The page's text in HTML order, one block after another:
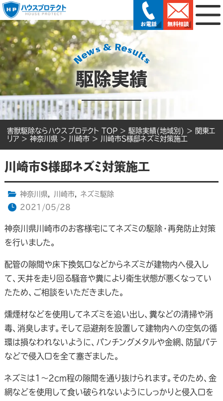
駆除実績
害獣駆除ならハウスプロテクト TOP > 駆除実績(地域別) > 関東エ
リア > 神奈川県 > 川崎市 > 川崎市S様邸ネズミ対策施工
川崎市S様邸ネズミ対策施工
神奈川県, 川崎市,
ネズミ駆除
2021/05/28
神奈川県川崎市のお客様宅にてネズミの駆除・再発防止対策
を行いました。
配管の隙間や床下換気口などからネズミが建物内へ侵入し
て、天井を走り回る騒音や糞により衛生状態が悪くなってい
たため、ご相談をいただきました。
燻煙材などを使用してネズミを追い出し、糞などの清掃や消
毒、消臭します。そして忌避剤を設置して建物内への空気の循
環は損なわれないように、パンチングメタルや金網、防鼠パテ
などで侵入口を全て塞ぎました。
ネズミは1～2cm程の隙間を通り抜けられます。そのため、金
網などを使用して食い破られないようにしっかりと侵入口を